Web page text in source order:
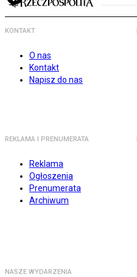
KONTAKT
O nas
Kontakt
Napisz do nas
REKLAMA I PRENUMERATA
Reklama
Ogłoszenia
Prenumerata
Archiwum
NASZE WYDARZENIA